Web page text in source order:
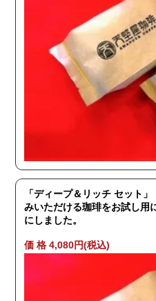
「ディープ＆リッチ セット
みいただける珈琲をお試し用
にしました。
価 格 4,080円(税込)